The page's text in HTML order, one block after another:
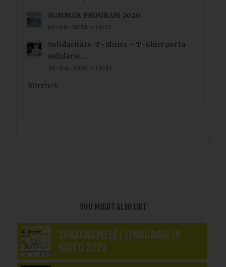
SUMMER PROGRAM 2020
01-08-2020 - 16:21
Solidaritäts-T-Shirts – T-Shirt per la
solidarie...
26-09-2020 - 16:31
Kürzlich
YOU MIGHT ALSO LIKE
SPRACHSPIELE / LINGUAGGI IN
GIOCO 2022